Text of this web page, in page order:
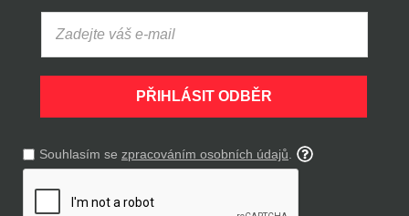
PŘIHLÁSIT ODBĚR
Souhlasím se zpracováním osobních údajů